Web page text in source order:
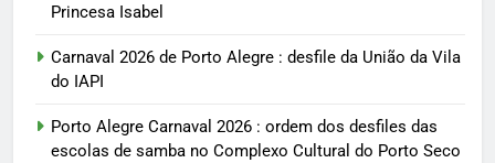
Princesa Isabel
Carnaval 2026 de Porto Alegre : desfile da União da Vila
do IAPI
Porto Alegre Carnaval 2026 : ordem dos desfiles das
escolas de samba no Complexo Cultural do Porto Seco